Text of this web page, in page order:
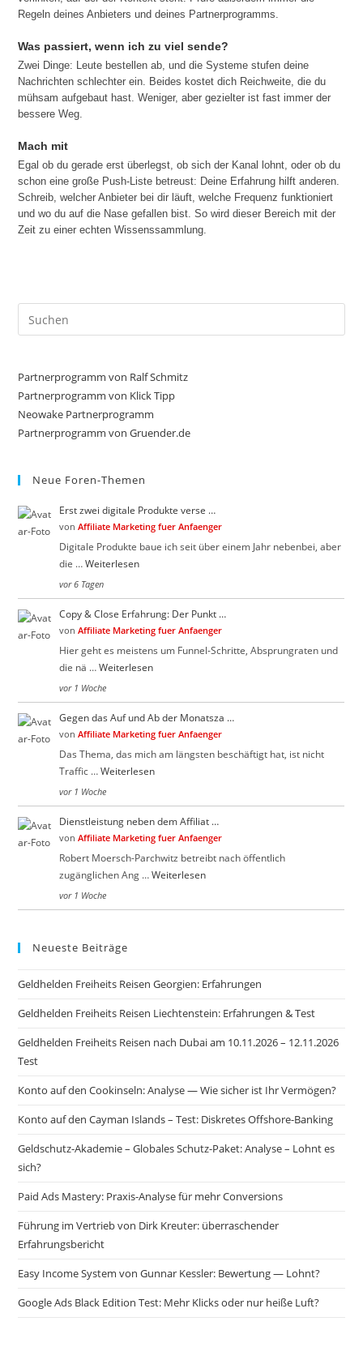
Regeln deines Anbieters und deines Partnerprogramms.
Was passiert, wenn ich zu viel sende?
Zwei Dinge: Leute bestellen ab, und die Systeme stufen deine
Nachrichten schlechter ein. Beides kostet dich Reichweite, die du
mühsam aufgebaut hast. Weniger, aber gezielter ist fast immer der
bessere Weg.
Mach mit
Egal ob du gerade erst überlegst, ob sich der Kanal lohnt, oder ob du
schon eine große Push-Liste betreust: Deine Erfahrung hilft anderen.
Schreib, welcher Anbieter bei dir läuft, welche Frequenz funktioniert
und wo du auf die Nase gefallen bist. So wird dieser Bereich mit der
Zeit zu einer echten Wissenssammlung.
Partnerprogramm von Ralf Schmitz
Partnerprogramm von Klick Tipp
Neowake Partnerprogramm
Partnerprogramm von Gruender.de
Neue Foren-Themen
Erst zwei digitale Produkte verse …
vonAffiliate Marketing fuer Anfaenger
Digitale Produkte baue ich seit über einem Jahr nebenbei, aber
die …Weiterlesen
vor 6 Tagen
Copy & Close Erfahrung: Der Punkt …
vonAffiliate Marketing fuer Anfaenger
Hier geht es meistens um Funnel-Schritte, Absprungraten und
die nä …Weiterlesen
vor 1 Woche
Gegen das Auf und Ab der Monatsza …
vonAffiliate Marketing fuer Anfaenger
Das Thema, das mich am längsten beschäftigt hat, ist nicht
Traffic …Weiterlesen
vor 1 Woche
Dienstleistung neben dem Affiliat …
vonAffiliate Marketing fuer Anfaenger
Robert Moersch-Parchwitz betreibt nach öffentlich
zugänglichen Ang …Weiterlesen
vor 1 Woche
Neueste Beiträge
Geldhelden Freiheits Reisen Georgien: Erfahrungen
Geldhelden Freiheits Reisen Liechtenstein: Erfahrungen & Test
Geldhelden Freiheits Reisen nach Dubai am 10.11.2026 – 12.11.2026
Test
Konto auf den Cookinseln: Analyse — Wie sicher ist Ihr Vermögen?
Konto auf den Cayman Islands – Test: Diskretes Offshore-Banking
Geldschutz-Akademie – Globales Schutz-Paket: Analyse – Lohnt es
sich?
Paid Ads Mastery: Praxis-Analyse für mehr Conversions
Führung im Vertrieb von Dirk Kreuter: überraschender
Erfahrungsbericht
Easy Income System von Gunnar Kessler: Bewertung — Lohnt?
Google Ads Black Edition Test: Mehr Klicks oder nur heiße Luft?